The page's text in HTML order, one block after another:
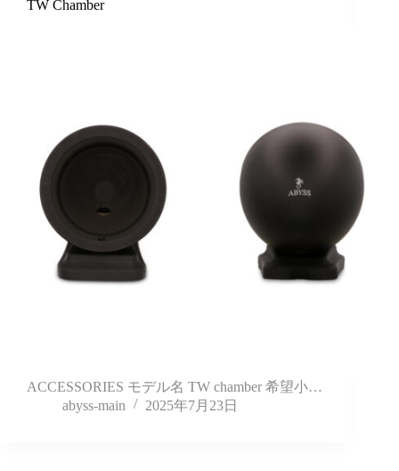
TW Chamber
ACCESSORIES モデル名 TW chamber 希望小…
abyss-main
2025年7月23日